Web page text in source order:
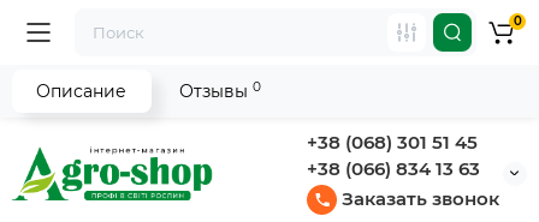
+38 (068) 301 51 45
+38 (066) 834 13 63
Заказать звонок
0
Описание Отзывы 0